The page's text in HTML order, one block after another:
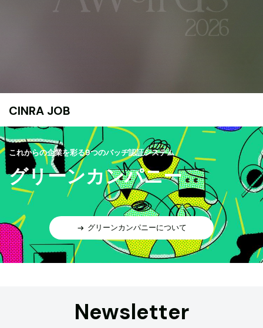
CINRA JOB
これからの企業を彩る9つのバッヂ認証システム
グリーンカンパニー
グリーンカンパニーについて
Newsletter